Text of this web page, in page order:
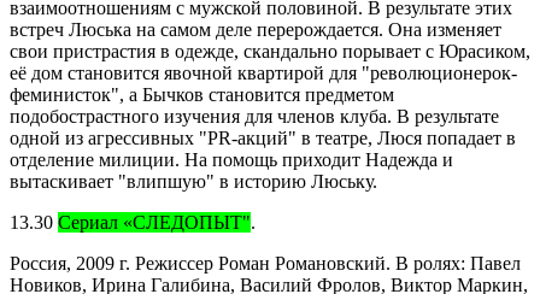
взаимоотношениям с мужской половиной. В результате этих
встреч Люська на самом деле перерождается. Она изменяет
свои пристрастия в одежде, скандально порывает с Юрасиком,
её дом становится явочной квартирой для "революционерок-
феминисток", а Бычков становится предметом
подобострастного изучения для членов клуба. В результате
одной из агрессивных "PR-акций" в театре, Люся попадает в
отделение милиции. На помощь приходит Надежда и
вытаскивает "влипшую" в историю Люську.
13.30 Сериал «СЛЕДОПЫТ".
Россия, 2009 г. Режиссер Роман Романовский. В ролях: Павел
Новиков, Ирина Галибина, Василий Фролов, Виктор Маркин,